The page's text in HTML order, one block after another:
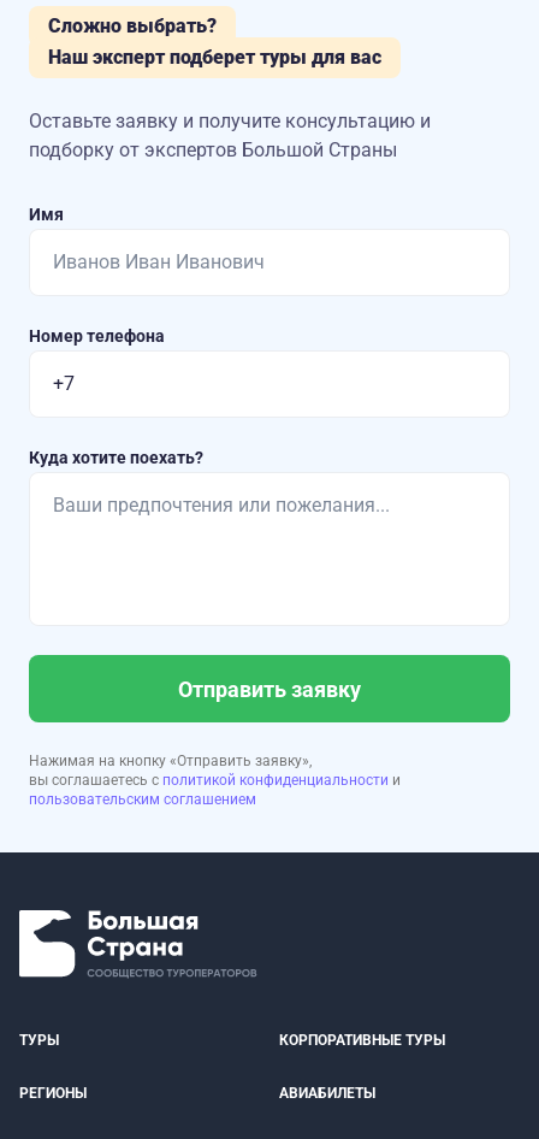
Сложно выбрать?
Наш эксперт подберет туры для вас
Оставьте заявку и получите консультацию и
подборку от экспертов Большой Страны
Имя
Номер телефона
Куда хотите поехать?
Отправить заявку
Нажимая на кнопку «Отправить заявку»,
вы соглашаетесь с политикой конфиденциальности и
пользовательским соглашением
ТУРЫ КОРПОРАТИВНЫЕ ТУРЫ
РЕГИОНЫ АВИАБИЛЕТЫ